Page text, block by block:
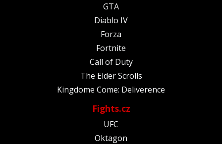
GTA
Diablo IV
Forza
Fortnite
Call of Duty
The Elder Scrolls
Kingdome Come: Deliverence
Fights.cz
UFC
Oktagon